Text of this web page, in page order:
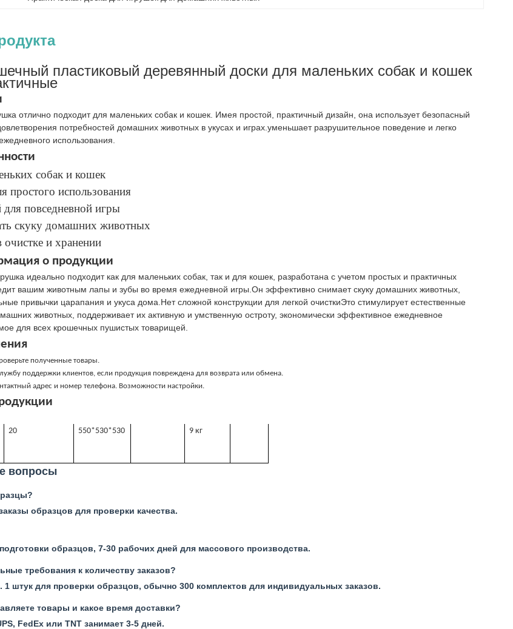
пластиковый деревянный доски для маленьких собак и кошек
отлично подходит для маленьких собак и кошек. Имея простой, практичный дизайн, она использует безопасный
потребностей домашних животных в укусах и играх.уменьшает разрушительное поведение и легко
использования.
собак и кошек
простого использования
повседневной игры
скуку домашних животных
и хранении
о продукции
идеально подходит как для маленьких собак, так и для кошек, разработана с учетом простых и практичных
вашим животным лапы и зубы во время ежедневной игры.Он эффективно снимает скуку домашних животных,
привычки царапания и укуса дома.Нет сложной конструкции для легкой очисткиЭто стимулирует естественные
животных, поддерживает их активную и умственную остроту, экономически эффективное ежедневное
для всех крошечных пушистых товарищей.
полученные товары.
поддержки клиентов, если продукция повреждена для возврата или обмена.
адрес и номер телефона. Возможности настройки.
20 550*530*530 9 кг
вопросы
образцов для проверки качества.
образцов, 7-30 рабочих дней для массового производства.
требования к количеству заказов?
1 штук для проверки образцов, обычно 300 комплектов для индивидуальных заказов.
товары и какое время доставки?
FedEx или TNT занимает 3-5 дней.